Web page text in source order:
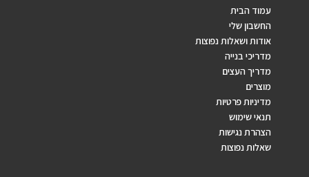
עמוד הבית
החשבון שלי
אודות ושאלות נפוצות
מדריכי בנייה
מדריך העצים
מוצרים
מדיניות פרטיות
תנאי שימוש
הצהרת נגישות
שאלות נפוצות